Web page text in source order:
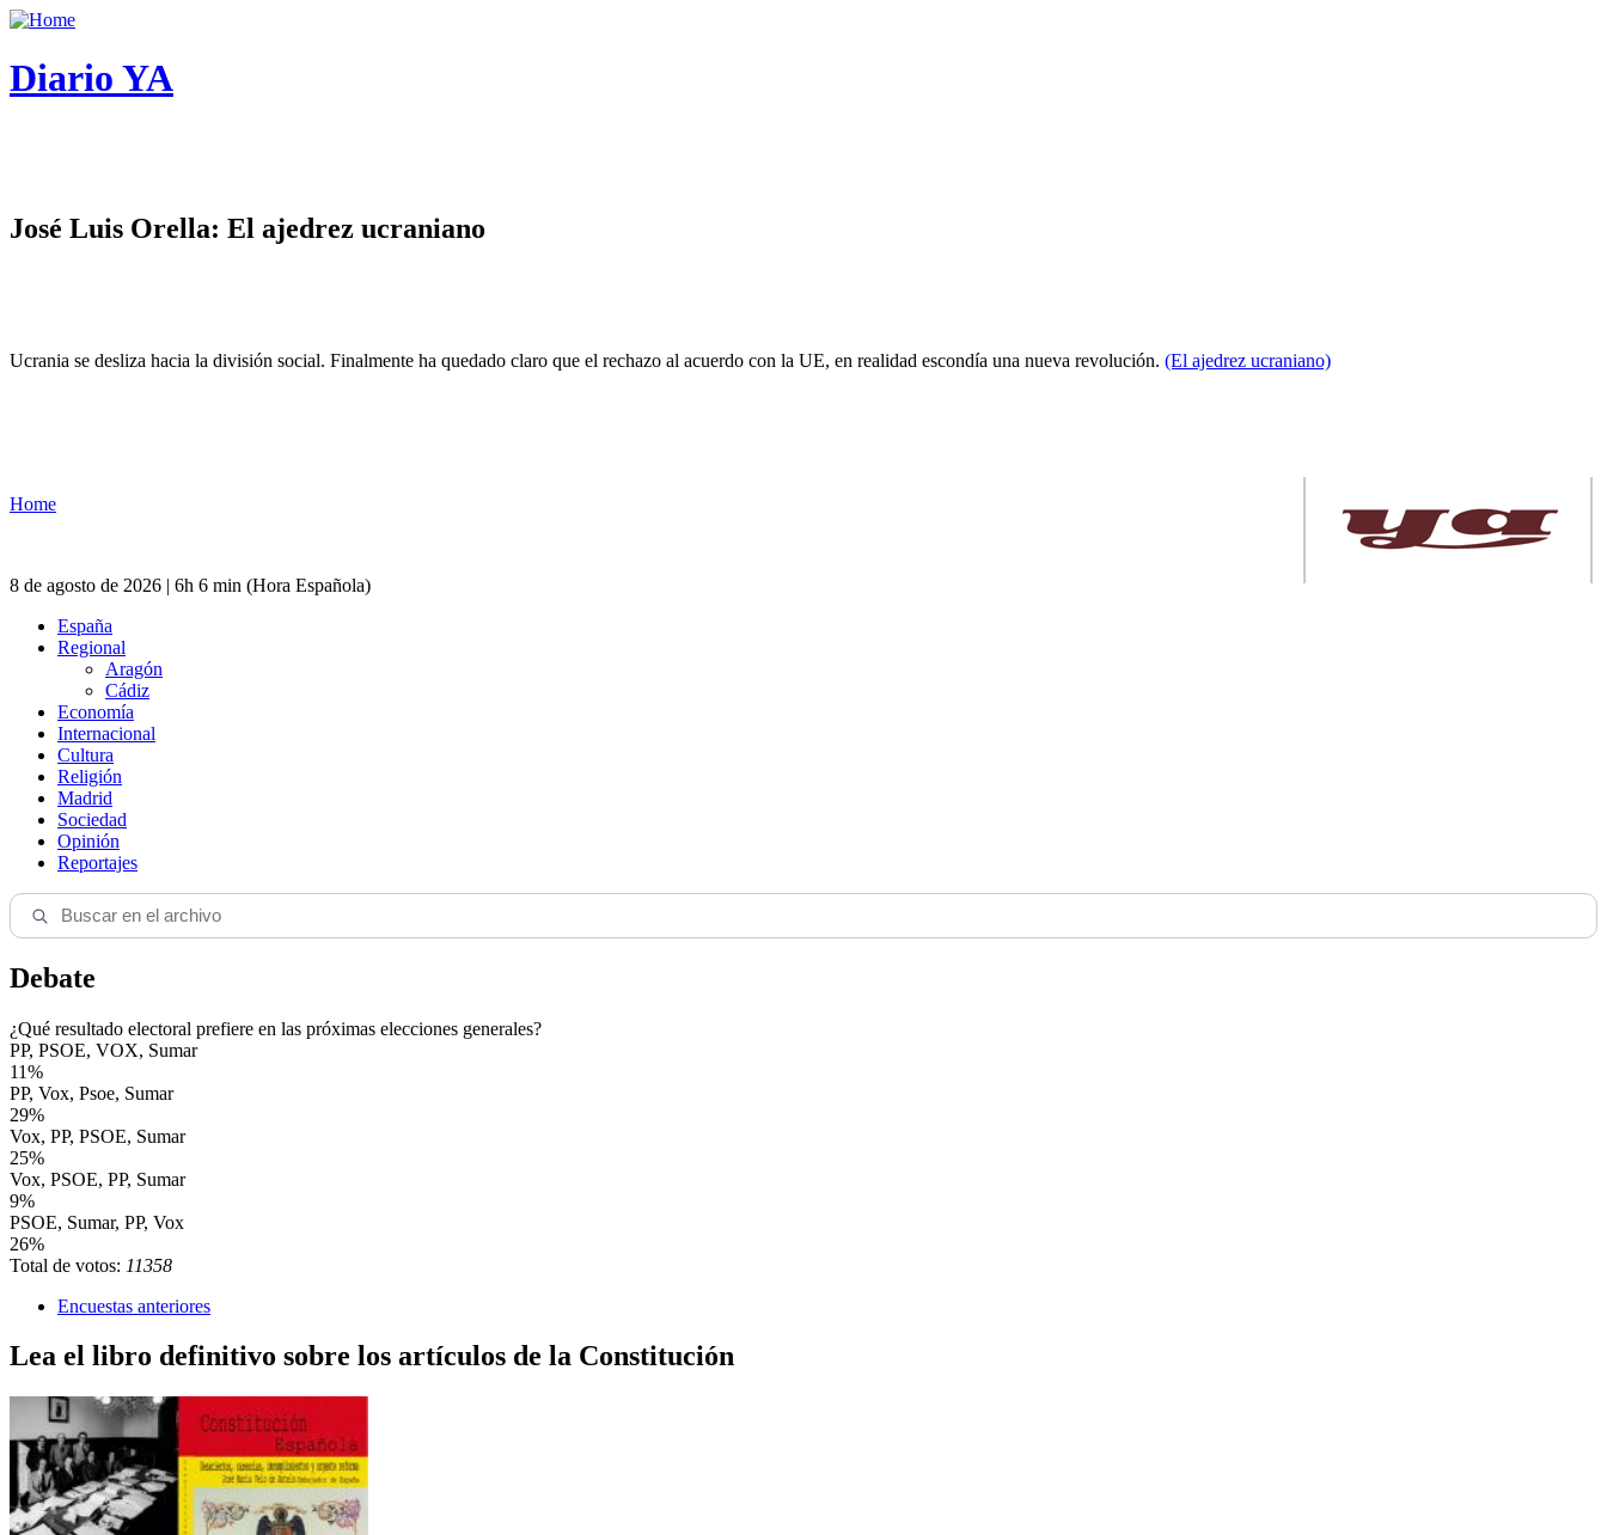
Diario YA
José Luis Orella: El ajedrez ucraniano
Ucrania se desliza hacia la división social. Finalmente ha quedado claro que el rechazo al acuerdo con la UE, en realidad escondía una nueva revolución. (El ajedrez ucraniano)
Home
8 de agosto de 2026 | 6h 6 min (Hora Española)
España
Regional
Aragón
Cádiz
Economía
Internacional
Cultura
Religión
Madrid
Sociedad
Opinión
Reportajes
Debate
¿Qué resultado electoral prefiere en las próximas elecciones generales?
PP, PSOE, VOX, Sumar
11%
PP, Vox, Psoe, Sumar
29%
Vox, PP, PSOE, Sumar
25%
Vox, PSOE, PP, Sumar
9%
PSOE, Sumar, PP, Vox
26%
Total de votos: 11358
Encuestas anteriores
Lea el libro definitivo sobre los artículos de la Constitución